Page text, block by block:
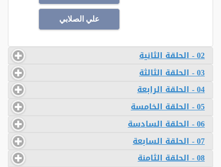
علي الصلابي
02 - الحلقة الثانية
03 - الحلقة الثالثة
04 - الحلقة الرابعة
05 - الحلقة الخامسة
06 - الحلقة السادسة
07 - الحلقة السابعة
08 - الحلقة الثامنة